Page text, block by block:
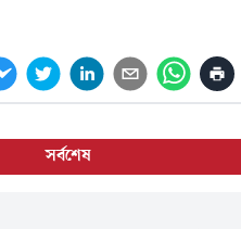
সর্বশেষ